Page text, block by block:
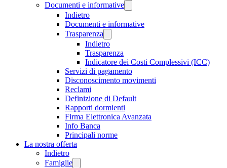
Documenti e informative
Indietro
Documenti e informative
Trasparenza
Indietro
Trasparenza
Indicatore dei Costi Complessivi (ICC)
Servizi di pagamento
Disconoscimento movimenti
Reclami
Definizione di Default
Rapporti dormienti
Firma Elettronica Avanzata
Info Banca
Principali norme
La nostra offerta
Indietro
Famiglie